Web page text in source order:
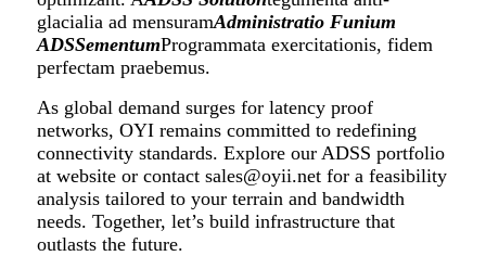
glacialia ad mensuramAdministratio Funium
ADSSementumProgrammata exercitationis, fidem
perfectam praebemus.
As global demand surges for latency proof
networks, OYI remains committed to redefining
connectivity standards. Explore our ADSS portfolio
at website or contact sales@oyii.net for a feasibility
analysis tailored to your terrain and bandwidth
needs. Together, let’s build infrastructure that
outlasts the future.